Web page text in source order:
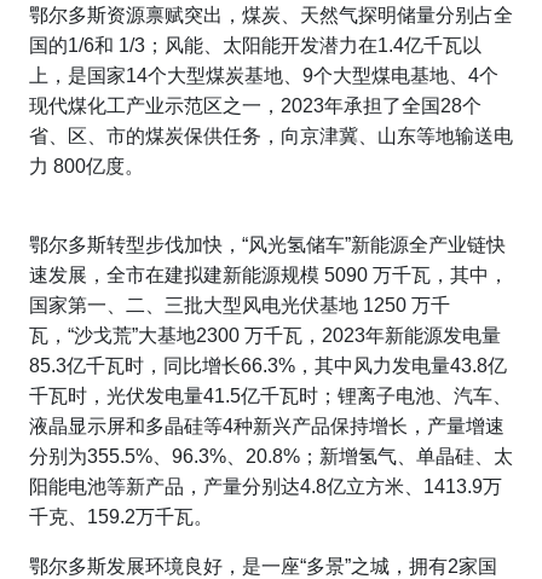
鄂尔多斯资源禀赋突出，煤炭、天然气探明储量分别占全
国的1/6和 1/3；风能、太阳能开发潜力在1.4亿千瓦以
上，是国家14个大型煤炭基地、9个大型煤电基地、4个
现代煤化工产业示范区之一，2023年承担了全国28个
省、区、市的煤炭保供任务，向京津冀、山东等地输送电
力 800亿度。
鄂尔多斯转型步伐加快，“风光氢储车”新能源全产业链快
速发展，全市在建拟建新能源规模 5090 万千瓦，其中，
国家第一、二、三批大型风电光伏基地 1250 万千
瓦，“沙戈荒”大基地2300 万千瓦，2023年新能源发电量
85.3亿千瓦时，同比增长66.3%，其中风力发电量43.8亿
千瓦时，光伏发电量41.5亿千瓦时；锂离子电池、汽车、
液晶显示屏和多晶硅等4种新兴产品保持增长，产量增速
分别为355.5%、96.3%、20.8%；新增氢气、单晶硅、太
阳能电池等新产品，产量分别达4.8亿立方米、1413.9万
千克、159.2万千瓦。
鄂尔多斯发展环境良好，是一座“多景”之城，拥有2家国